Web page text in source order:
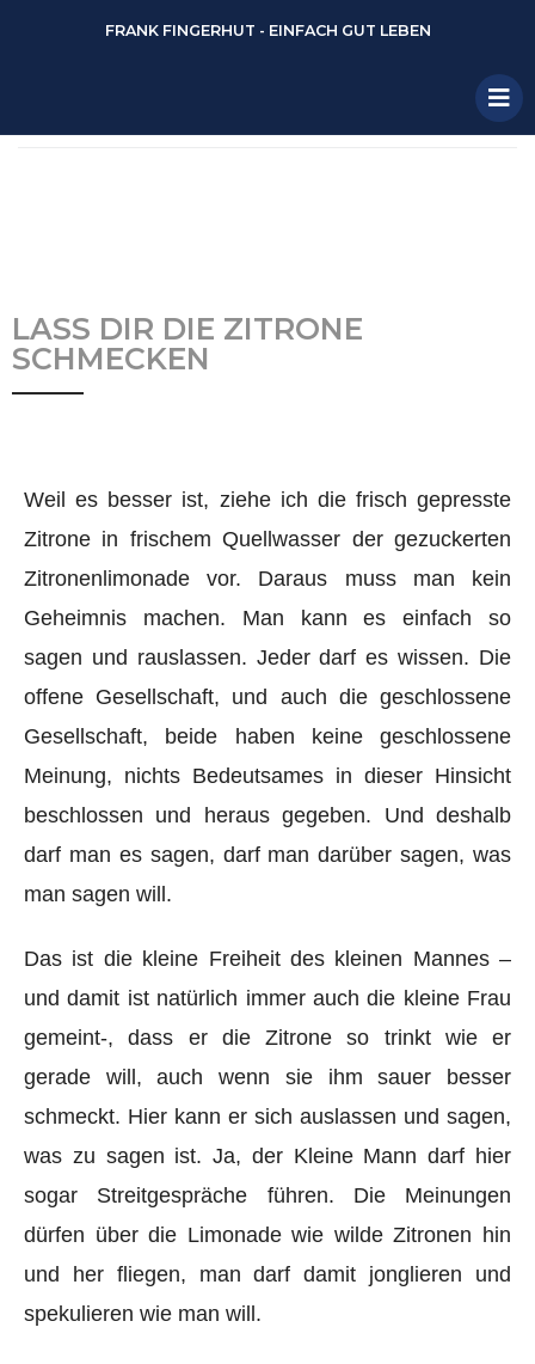
FRANK FINGERHUT - EINFACH GUT LEBEN
LASS DIR DIE ZITRONE
SCHMECKEN
Weil es besser ist, ziehe ich die frisch gepresste
Zitrone in frischem Quellwasser der gezuckerten
Zitronenlimonade vor. Daraus muss man kein
Geheimnis machen. Man kann es einfach so
sagen und rauslassen. Jeder darf es wissen. Die
offene Gesellschaft, und auch die geschlossene
Gesellschaft, beide haben keine geschlossene
Meinung, nichts Bedeutsames in dieser Hinsicht
beschlossen und heraus gegeben. Und deshalb
darf man es sagen, darf man darüber sagen, was
man sagen will.
Das ist die kleine Freiheit des kleinen Mannes –
und damit ist natürlich immer auch die kleine Frau
gemeint-, dass er die Zitrone so trinkt wie er
gerade will, auch wenn sie ihm sauer besser
schmeckt. Hier kann er sich auslassen und sagen,
was zu sagen ist. Ja, der Kleine Mann darf hier
sogar Streitgespräche führen. Die Meinungen
dürfen über die Limonade wie wilde Zitronen hin
und her fliegen, man darf damit jonglieren und
spekulieren wie man will.